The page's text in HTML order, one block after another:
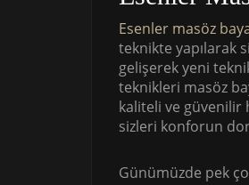
Esenler masöz
teknikte yapılarak
gelişerek yeni
teknikleri masöz
kaliteli ve güvenilir
sizleri konforun
Günümüzde pek